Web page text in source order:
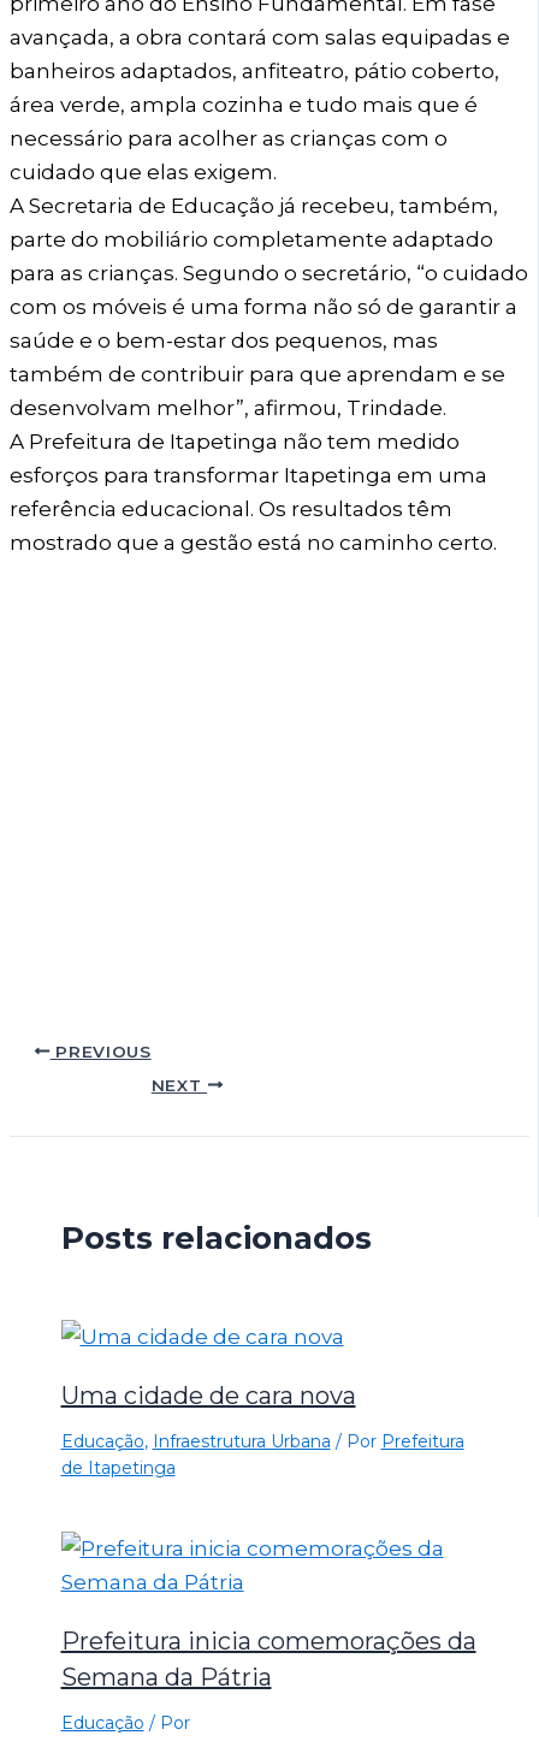
avançada, a obra contará com salas equipadas e
banheiros adaptados, anfiteatro, pátio coberto,
área verde, ampla cozinha e tudo mais que é
necessário para acolher as crianças com o
cuidado que elas exigem.
A Secretaria de Educação já recebeu, também,
parte do mobiliário completamente adaptado
para as crianças. Segundo o secretário, “o cuidado
com os móveis é uma forma não só de garantir a
saúde e o bem-estar dos pequenos, mas
também de contribuir para que aprendam e se
desenvolvam melhor”, afirmou, Trindade.
A Prefeitura de Itapetinga não tem medido
esforços para transformar Itapetinga em uma
referência educacional. Os resultados têm
mostrado que a gestão está no caminho certo.
PREVIOUS
NEXT
Posts relacionados
Uma cidade de cara nova
Educação, Infraestrutura Urbana / Por Prefeitura
de Itapetinga
Prefeitura inicia comemorações da
Semana da Pátria
Educação / Por